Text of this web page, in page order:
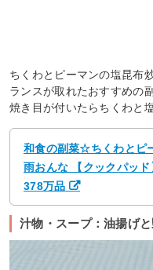
ちくわとピーマンの塩昆布
ランスが取れたおすすめの
焼き目が付いたらちくわと
和食の副菜☆ちくわとピ
雨おんな 【クックパッ
378万品
汁物・スープ：油揚げ